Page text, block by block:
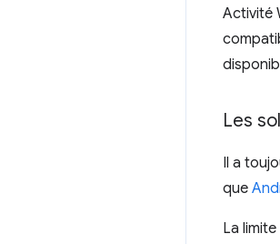
Activité
Les
Il a
que
La